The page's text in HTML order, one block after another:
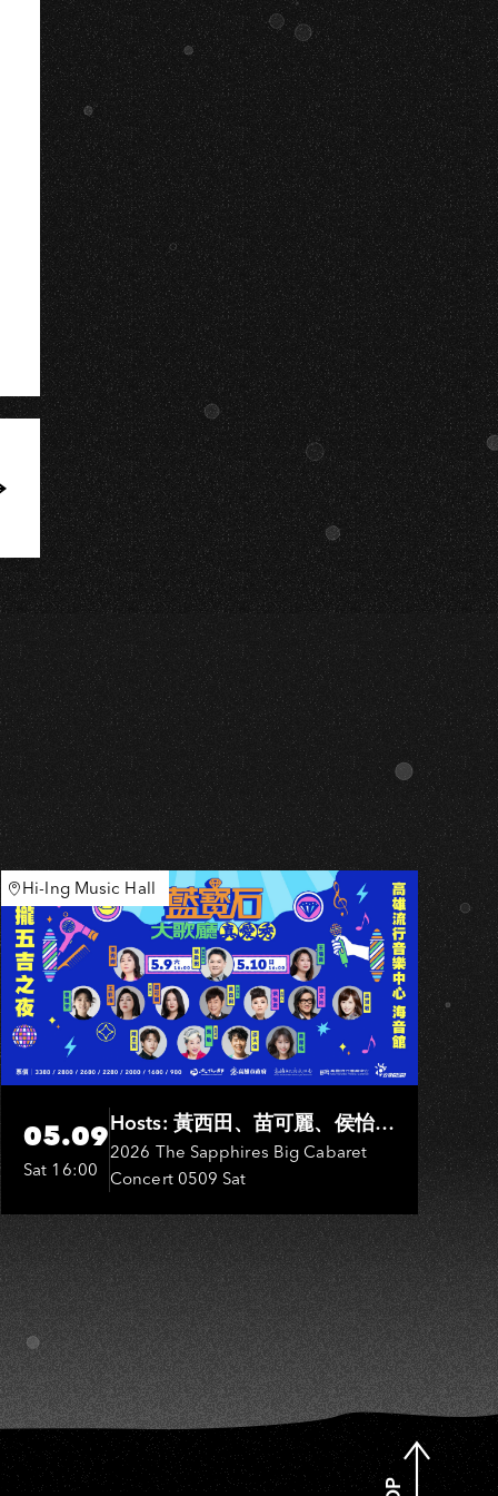
Hi-Ing Music Hall
05.09
Sat 16:00
Hosts: 黃西田、苗可麗、侯怡
君．Entertainers: 葉啟田、鳥來
嬤-吳敏、張秀卿、王彩樺、吳
淑敏、施文彬、邵大倫、曹雅
雯、陳孟賢、黃露瑤
2026 The Sapphires Big Cabaret
Concert 0509 Sat